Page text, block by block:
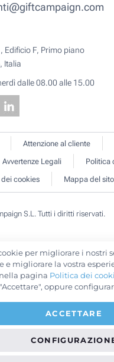
Edificio F, Primo piano
Italia
dalle 08.00 alle 15.00
Attenzione al cliente
Avvertenze Legali
Politica
cookies
Mappa del sito
S.L. Tutti i diritti riservati.
per migliorare i nostri
e migliorare la vostra
pagina Politica dei
oppure
ACCETTARE